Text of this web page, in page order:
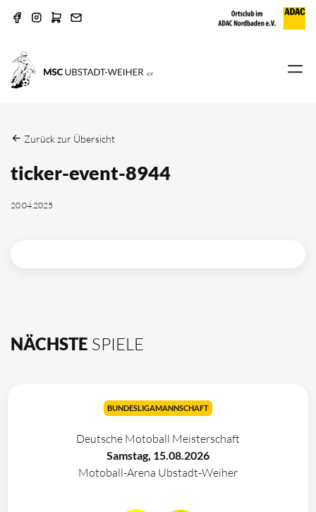
Zurück zur Übersicht
ticker-event-8944
20.04.2025
NÄCHSTE SPIELE
BUNDESLIGAMANNSCHAFT
Deutsche Motoball Meisterschaft
Samstag, 15.08.2026
Motoball-Arena Ubstadt-Weiher